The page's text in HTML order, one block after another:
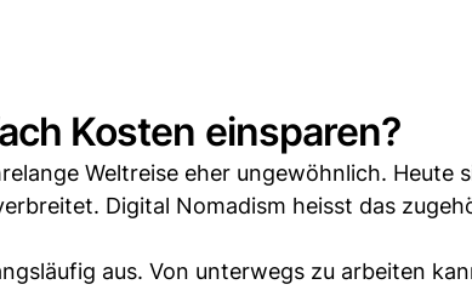
Kosten einsparen?
Weltreise eher ungewöhnlich. Heute
Digital Nomadism heisst das
aus. Von unterwegs zu arbeiten